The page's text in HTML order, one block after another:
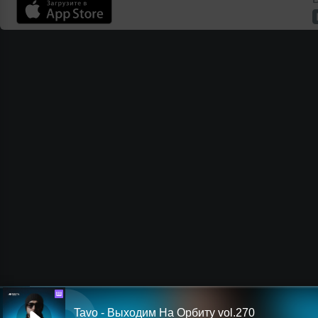
Ш
Tavo - Выходим На Орбиту vol.270